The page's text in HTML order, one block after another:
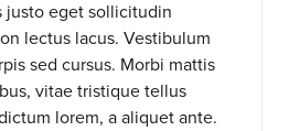
justo eget sollicitudin
lectus lacus. Vestibulum
sed cursus. Morbi mattis
vitae tristique tellus
lorem, a aliquet ante.